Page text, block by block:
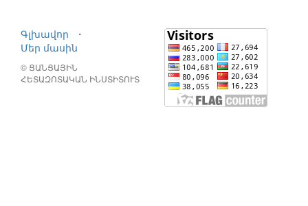
Գլխավոր
⋅
Մեր մասին
© ՑԱՆՑԱՅԻՆ
ՀԵՏԱԶՈՏԱԿԱՆ ԻՆՍՏԻՏՈՒՏ